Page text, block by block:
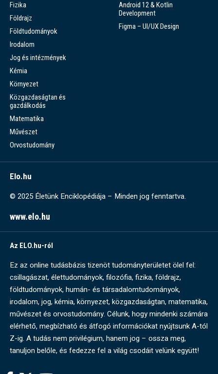
Fizika
Földrajz
Földtudományok
Irodalom
Jog és intézmények
Kémia
Környezet
Közgazdaságtan és
gazdálkodás
Matematika
Művészet
Orvostudomány
Android 12 & Kotlin
Development
Figma – UI/UX Design
Elo.hu
© 2025 Életünk Enciklopédiája – Minden jog fenntartva.
www.elo.hu
Az ELO.hu-ról
Ez az online tudásbázis tizenöt tudományterületet ölel fel:
csillagászat, élettudományok, filozófia, fizika, földrajz,
földtudományok, humán- és társadalomtudományok,
irodalom, jog, kémia, környezet, közgazdaságtan, matematika,
művészet és orvostudomány. Célunk, hogy mindenki számára
elérhető, megbízható és átfogó információkat nyújtsunk A-tól
Z-ig. A tudás nem privilégium, hanem jog – ossza meg,
tanuljon belőle, és fedezze fel a világ csodáit velünk együtt!